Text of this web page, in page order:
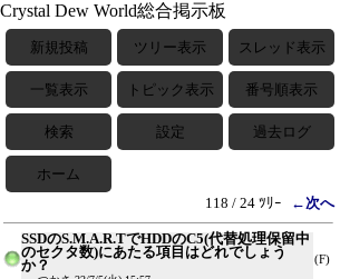
Crystal Dew World総合掲示板
新規投稿 ツリー表示 スレッド表示
一覧表示 トピック表示 番号順表示
検索 設定 過去ログ
ホーム
118 / 24 ﾂﾘｰ
←次へ
SSDのS.M.A.R.TでHDDのC5(代替処理保留中
のセクタ数)にあたる項目はどれでしょう
か？
(F)